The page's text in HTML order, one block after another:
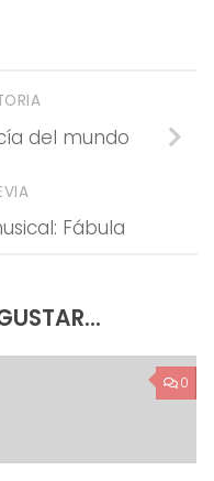
del mundo
Fábula
0